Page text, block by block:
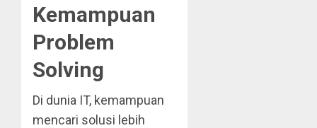
Kemampuan
Problem
Solving
Di dunia IT, kemampuan
mencari solusi lebih